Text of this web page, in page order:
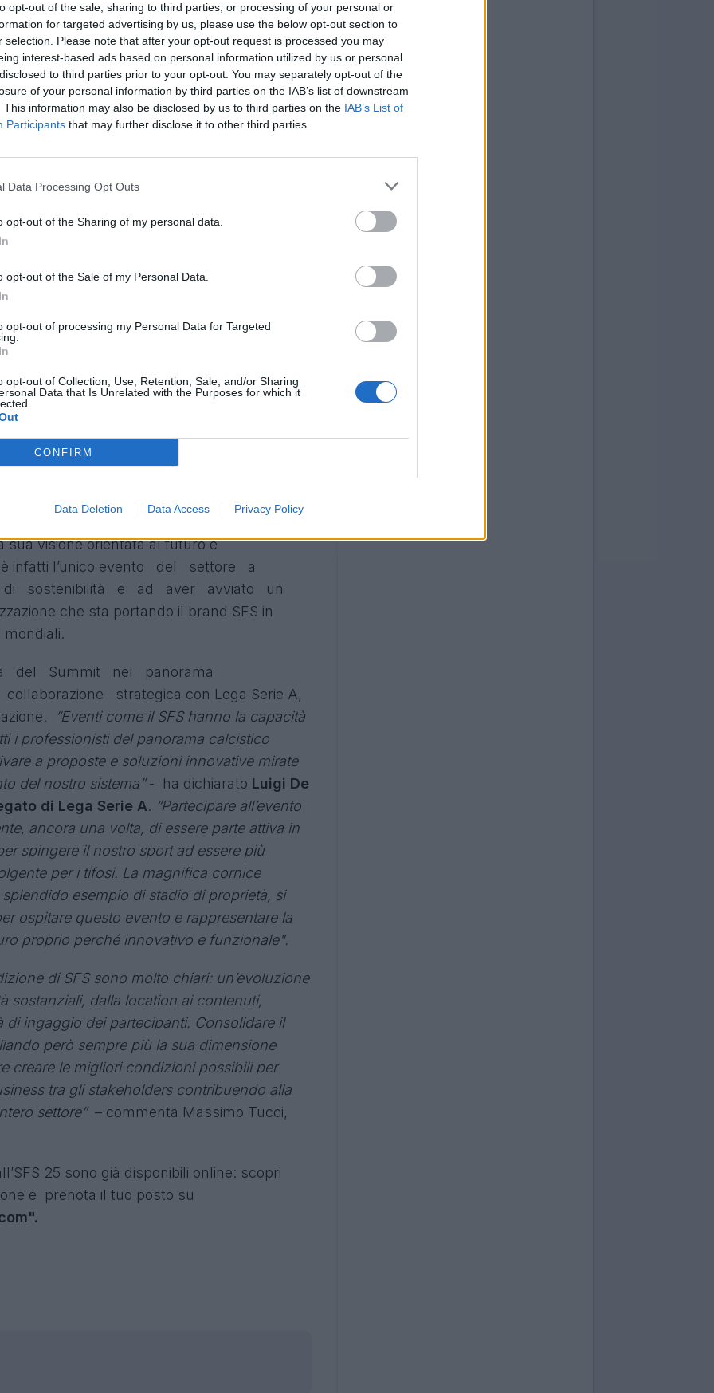
opt-out of the sale, sharing to third parties, or processing of your personal or
for targeted advertising by us, please use the below opt-out section to
selection. Please note that after your opt-out request is processed you may
interest-based ads based on personal information utilized by us or personal
to third parties prior to your opt-out. You may separately opt-out of the
of your personal information by third parties on the IAB’s list of downstream
This information may also be disclosed by us to third parties on the IAB’s List of
Participants that may further disclose it to other third parties.
Data Processing Opt Outs
opt-out of the Sharing of my personal data.
opt-out of the Sale of my Personal Data.
opt-out of processing my Personal Data for Targeted
opt-out of Collection, Use, Retention, Sale, and/or Sharing
Data that Is Unrelated with the Purposes for which it
CONFIRM
Data Deletion Data Access Privacy Policy
anche la medicina sportiva e il benessere
turismo sportivo come leva di crescita
più efficaci per migliorare il fan
degli spettatori, dentro e fuori dagli
internazionale – rappresentanti di
Lega Serie A, leghe europee, club,
di imprese innovative – si
per il futuro dell’industria calcistica. Non
impatto come SFS EXTRA TIME, la Startup
innovativi dedicati al mondo dello sport, e
AWARDS, occasione per celebrare le
calcistico.
che l’VIII edizione del Summit approda a
l’Allianz Stadium. Dopo anni di crescita e
e internazionale, portare il SFS in una città
calcistica italiana rappresenta un passo
Torino è da sempre un crocevia di
siamo certi che sarà il contesto ideale per
Industry, tra sostenibilità, tecnologia,
di business”, ha dichiaratoGianfilippo
sua visione orientata al futuro e
è infatti l’unico evento del settore a
di sostenibilità e ad aver avviato un
che sta portando il brand SFS in
del Summit nel panorama
strategica con Lega Serie A,
“Eventi come il SFS hanno la capacità
i professionisti del panorama calcistico
a proposte e soluzioni innovative mirate
del nostro sistema”- ha dichiarato Luigi De
di Lega Serie A. “Partecipare all’evento
ancora una volta, di essere parte attiva in
spingere il nostro sport ad essere più
per i tifosi. La magnifica cornice
splendido esempio di stadio di proprietà, si
ospitare questo evento e rappresentare la
proprio perché innovativo e funzionale".
di SFS sono molto chiari: un’evoluzione
sostanziali, dalla location ai contenuti,
di ingaggio dei partecipanti. Consolidare il
però sempre più la sua dimensione
creare le migliori condizioni possibili per
tra gli stakeholders contribuendo alla
settore”– commenta Massimo Tucci,
25 sono già disponibili online: scopri
e prenota il tuo posto su